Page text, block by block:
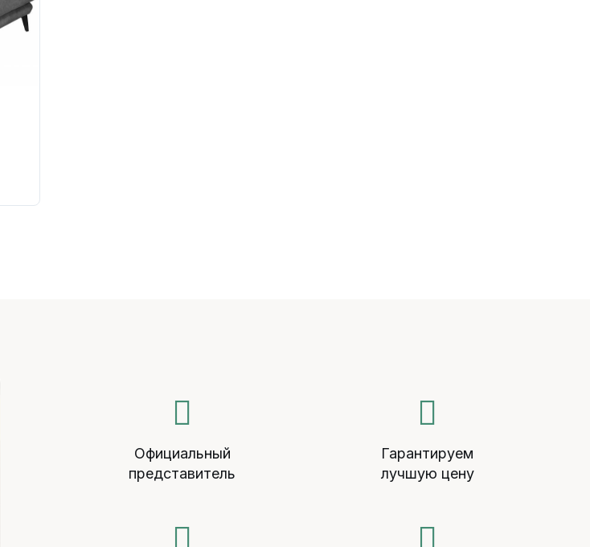
Официальный
представитель
Гарантируем
лучшую цену